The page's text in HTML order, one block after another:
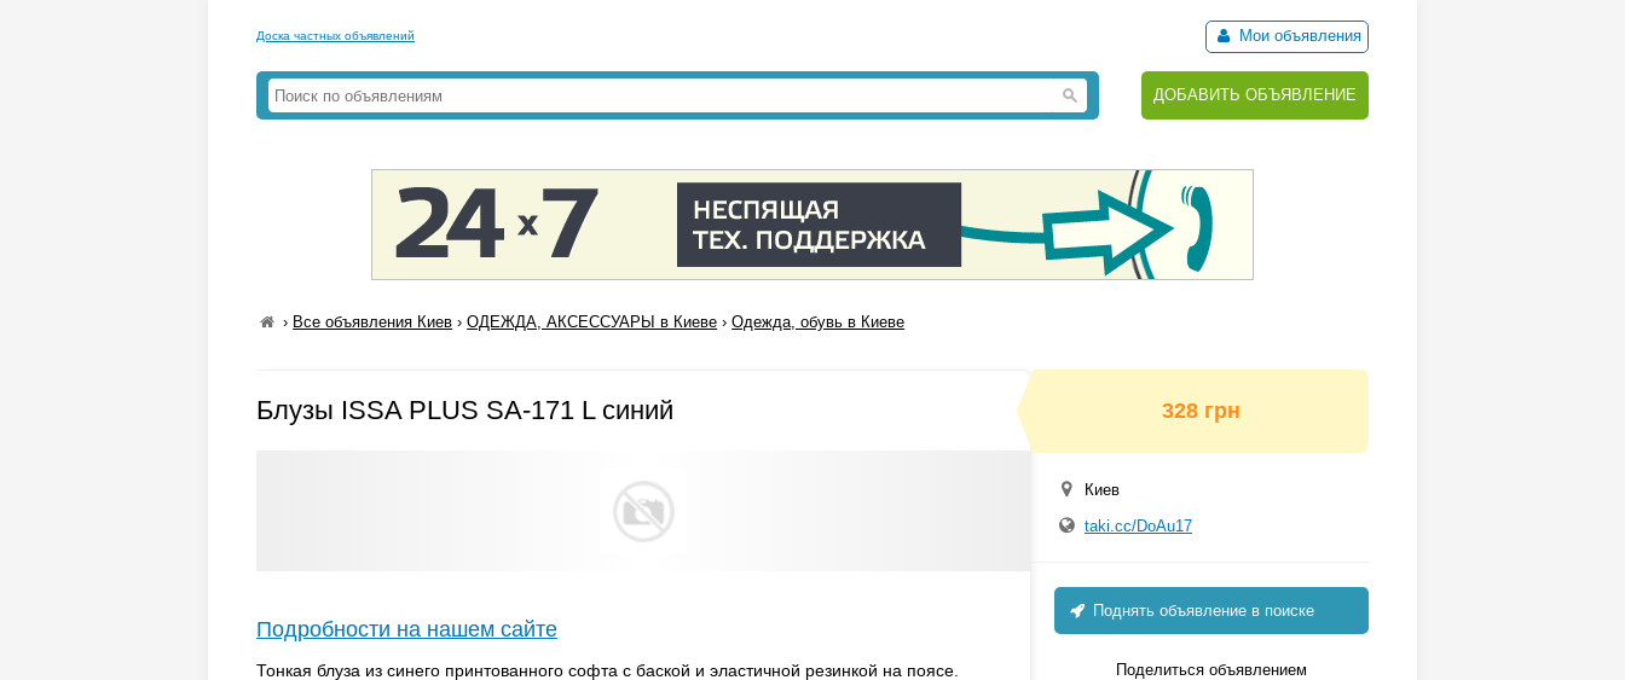
Доска частных объявлений Мои объявления
ДОБАВИТЬ ОБЪЯВЛЕНИЕ
› Все объявления Киев ›ОДЕЖДА, АКСЕССУАРЫ в Киеве ›Одежда, обувь в Киеве
Блузы ISSA PLUS SA-171 L синий
Подробности на нашем сайте
Тонкая блуза из синего принтованного софта с баской и эластичной резинкой на поясе.
328 грн
Киев
taki.cc/DoAu17
Поднять объявление в поиске
Поделиться объявлением